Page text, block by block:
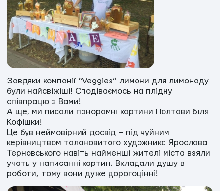
Завдяки компанії “Veggies” лимони для лимонаду
були найсвіжіші! Сподіваємось на плідну
співпрацю з Вами!
А ще, ми писали панорамні картини Полтави біля
Кофішки!
Це був неймовірний досвід – під чуйним
керівництвом талановитого художника Ярослава
Терновського навіть найменші жителі міста взяли
учать у написанні картин. Вкладали душу в
роботи, тому вони дуже дорогоцінні!